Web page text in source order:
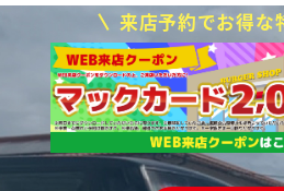
来店予約でお得な